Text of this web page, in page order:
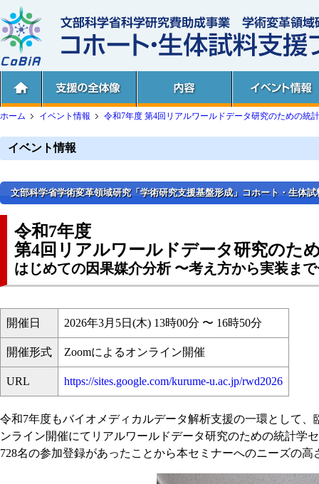
ホーム イベント情報 令和7年度 第4回リアルワールドデータ研究のための統
イベント情報
文部科学省学術変革領域研究「学術研究支援基盤形成」コホート・生体
令和7年度
第4回リアルワールドデータ研究のた
はじめての因果媒介分析 〜考え方から実装ま
開催日 2026年3月5日(木) 13時00分 〜 16時50分
開催形式 Zoomによるオンライン開催
URL https://sites.google.com/kurume-u.ac.jp/rwd2026
令和7年度もバイオメディカルデータ解析支援の一環として
ンライン開催にてリアルワールドデータ研究のための統計学
728名の参加登録があったことから本セミナーへのニーズの高